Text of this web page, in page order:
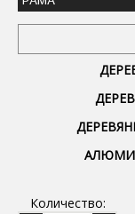
Количество: